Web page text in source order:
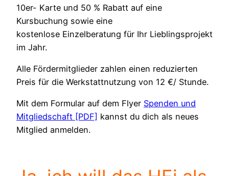
10er- Karte und 50 % Rabatt auf eine
Kursbuchung sowie eine
kostenlose Einzelberatung für Ihr Lieblingsprojekt
im Jahr.
Alle Fördermitglieder zahlen einen reduzierten
Preis für die Werkstattnutzung von 12 €/ Stunde.
Mit dem Formular auf dem Flyer Spenden und
Mitgliedschaft [PDF] kannst du dich als neues
Mitglied anmelden.